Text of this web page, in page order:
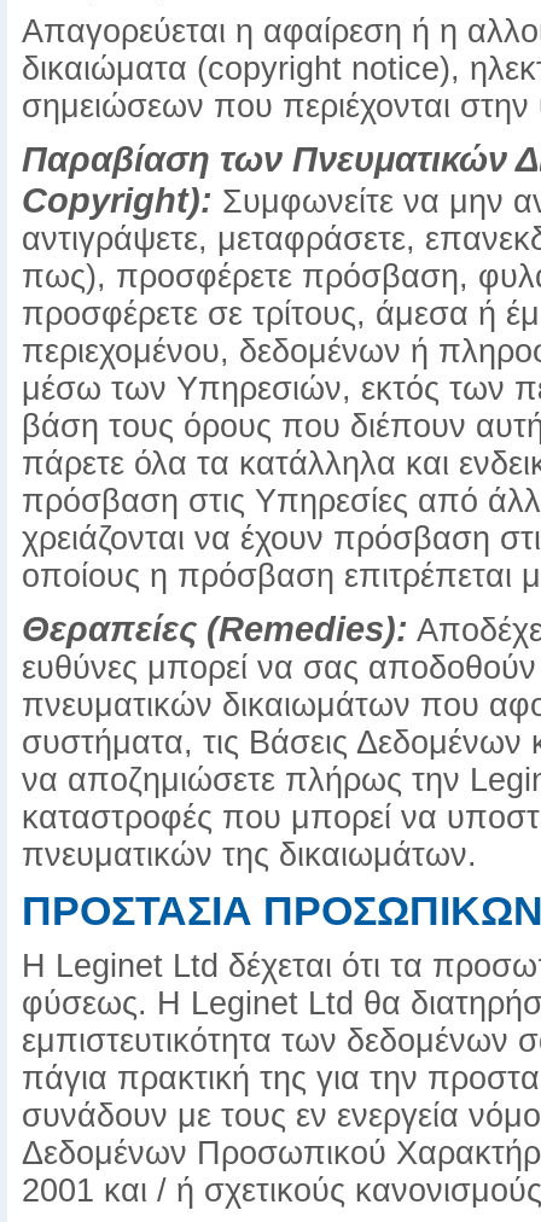
Απαγορεύεται η αφαίρεση ή η
δικαιώματα (copyright notice),
σημειώσεων που περιέχονται
Παραβίαση των Πνευματικών
Copyright): Συμφωνείτε να μην
αντιγράψετε, μεταφράσετε,
πως), προσφέρετε πρόσβαση,
προσφέρετε σε τρίτους, άμεσα ή
περιεχομένου, δεδομένων ή
μέσω των Υπηρεσιών, εκτός των
βάση τους όρους που διέπουν
πάρετε όλα τα κατάλληλα και
πρόσβαση στις Υπηρεσίες από
χρειάζονται να έχουν πρόσβαση
οποίους η πρόσβαση
Θεραπείες (Remedies):
ευθύνες μπορεί να σας
πνευματικών δικαιωμάτων που
συστήματα, τις Βάσεις Δεδομένων
να αποζημιώσετε πλήρως την
καταστροφές που μπορεί να
πνευματικών της δικαιωμάτων.
ΠΡΟΣΤΑΣΙΑ
Η Leginet Ltd δέχεται ότι τα
φύσεως. Η Leginet Ltd θα
εμπιστευτικότητα των
πάγια πρακτική της για την
συνάδουν με τους εν ενεργεία
Δεδομένων Προσωπικού
2001 και / ή σχετικούς